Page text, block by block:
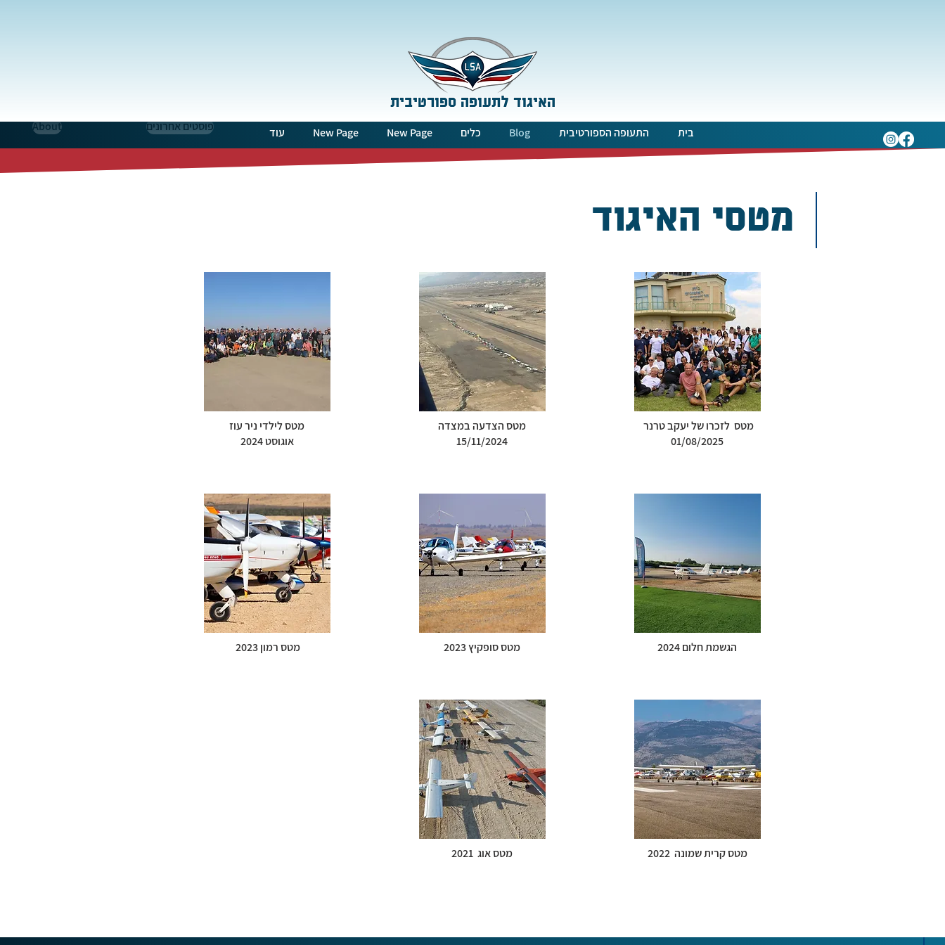
האיגוד לתעופה ספורטיבית
About פוסטים אחרונים בית התעופה הספורטיבית Blog כלים New Page
New Page עוד
מטסי האיגוד
מטס לזכרו של יעקב טרנר
01/08/2025
הגשמת חלום 2024
מטס קרית שמונה 2022
מטס הצדעה במצדה
15/11/2024
מטס סופקיץ 2023
מטס אוג 2021
מטס לילדי ניר עוז
אוגוסט 2024
מטס רמון 2023